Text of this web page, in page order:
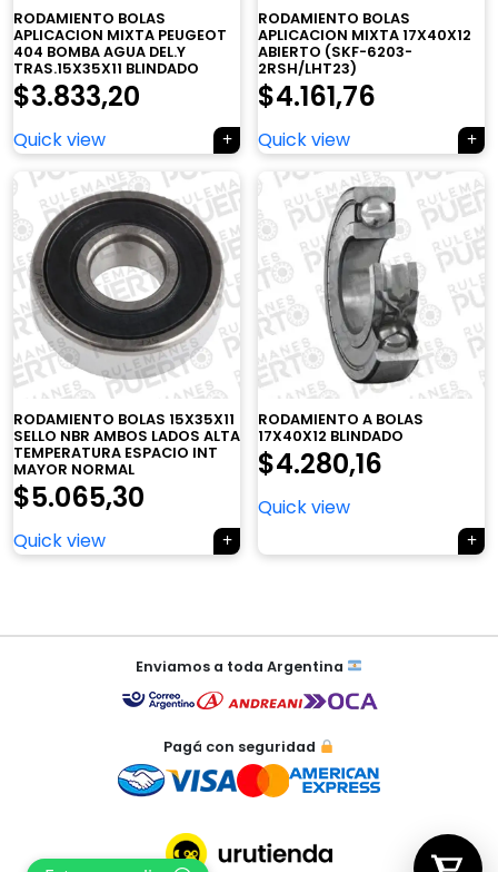
RODAMIENTO BOLAS
APLICACION MIXTA PEUGEOT
404 BOMBA AGUA DEL.Y
TRAS.15X35X11 BLINDADO
$3.833,20
Quick view
RODAMIENTO BOLAS
APLICACION MIXTA 17X40X12
ABIERTO (SKF-6203-
2RSH/LHT23)
$4.161,76
Quick view
RODAMIENTO BOLAS 15X35X11
SELLO NBR AMBOS LADOS ALTA
TEMPERATURA ESPACIO INT
MAYOR NORMAL
$5.065,30
Quick view
RODAMIENTO A BOLAS
17X40X12 BLINDADO
$4.280,16
Quick view
entradas
Enviamos a toda Argentina
Pagá con seguridad
×
Tu carrito está vacío.